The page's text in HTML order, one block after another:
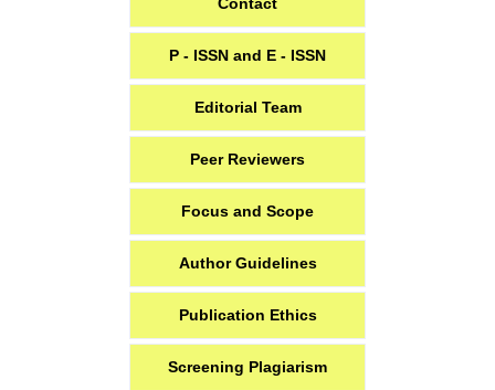
P - ISSN and E - ISSN
Editorial Team
Peer Reviewers
Focus and Scope
Author Guidelines
Publication Ethics
Screening Plagiarism